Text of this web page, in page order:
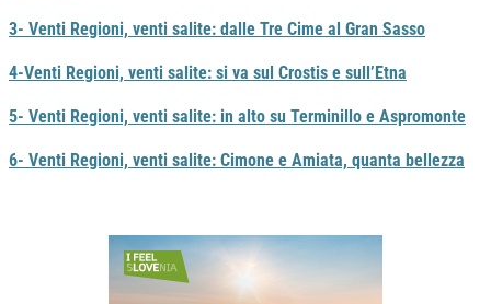
3- Venti Regioni, venti salite: dalle Tre Cime al Gran Sasso
4-Venti Regioni, venti salite: si va sul Crostis e sull’Etna
5- Venti Regioni, venti salite: in alto su Terminillo e Aspromonte
6- Venti Regioni, venti salite: Cimone e Amiata, quanta bellezza
Previous